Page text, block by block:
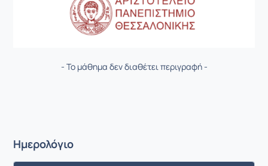
- Το μάθημα δεν διαθέτει περιγραφή -
Ημερολόγιο